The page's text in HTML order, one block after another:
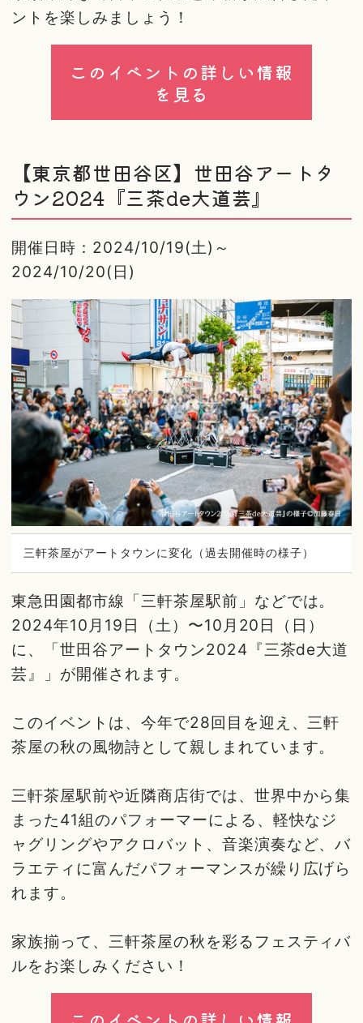
ントを楽しみましょう！
このイベントの詳しい情報
を見る
【東京都世田谷区】世田谷アートタ
ウン2024『三茶de大道芸』
開催日時：2024/10/19(土)～
2024/10/20(日)
三軒茶屋がアートタウンに変化（過去開催時の様子）
東急田園都市線「三軒茶屋駅前」などでは。
2024年10月19日（土）〜10月20日（日）
に、「世田谷アートタウン2024『三茶de大道
芸』」が開催されます。
このイベントは、今年で28回目を迎え、三軒
茶屋の秋の風物詩として親しまれています。
三軒茶屋駅前や近隣商店街では、世界中から集
まった41組のパフォーマーによる、軽快なジ
ャグリングやアクロバット、音楽演奏など、バ
ラエティに富んだパフォーマンスが繰り広げら
れます。
家族揃って、三軒茶屋の秋を彩るフェスティバ
ルをお楽しみください！